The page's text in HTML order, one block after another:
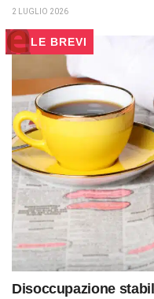
2 LUGLIO 2026
LE BREVI
Disoccupazione